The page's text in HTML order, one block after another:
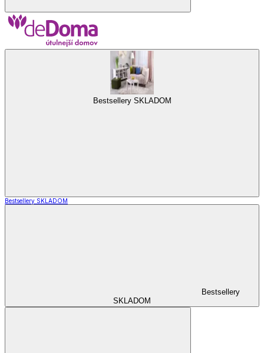
Bestsellery SKLADOM
Bestsellery SKLADOM
Bestsellery
SKLADOM